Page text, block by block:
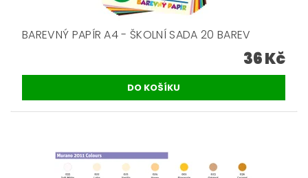
BAREVNÝ PAPÍR A4 - ŠKOLNÍ SADA 20 BAREV
36 Kč